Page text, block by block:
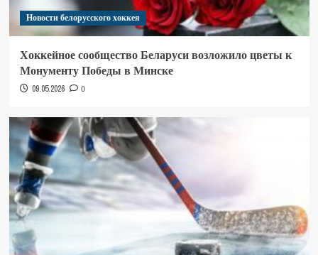
Новости белорусского хоккея
Хоккейное сообщество Беларуси возложило цветы к
Монументу Победы в Минске
09.05.2026 0